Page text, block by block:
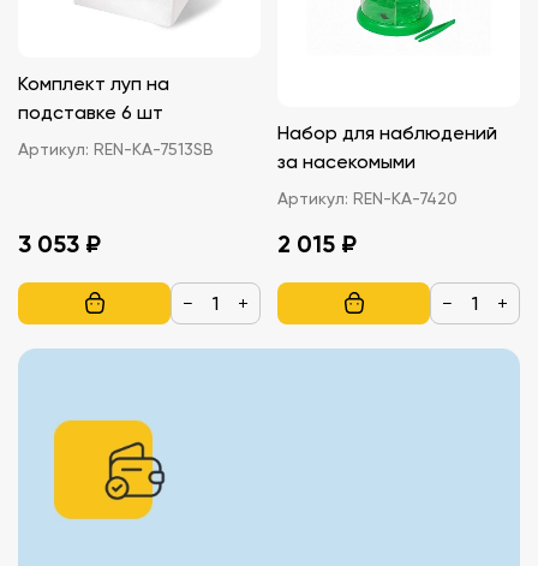
Комплект луп на
подставке 6 шт
Артикул: REN-KA-7513SB
3 053 ₽
− +
Набор для наблюдений
за насекомыми
Артикул: REN-KA-7420
2 015 ₽
− +